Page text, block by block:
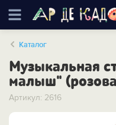
Каталог
Музыкальная
малыш"
Артикул: 2616